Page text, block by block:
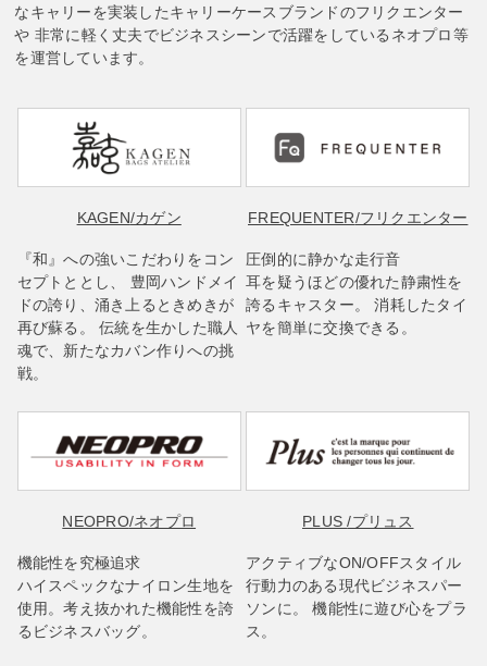
なキャリーを実装したキャリーケースブランドのフリクエンター
や 非常に軽く丈夫でビジネスシーンで活躍をしているネオプロ等
を運営しています。
KAGEN/カゲン
『和』への強いこだわりをコン
セプトととし、 豊岡ハンドメイ
ドの誇り、涌き上るときめきが
再び蘇る。 伝統を生かした職人
魂で、新たなカバン作りへの挑
戦。
FREQUENTER/フリクエンター
圧倒的に静かな走行音
耳を疑うほどの優れた静粛性を
誇るキャスター。 消耗したタイ
ヤを簡単に交換できる。
NEOPRO/ネオプロ
機能性を究極追求
ハイスペックなナイロン生地を
使用。考え抜かれた機能性を誇
るビジネスバッグ。
PLUS/プリュス
アクティブなON/OFFスタイル
行動力のある現代ビジネスパー
ソンに。 機能性に遊び心をプラ
ス。